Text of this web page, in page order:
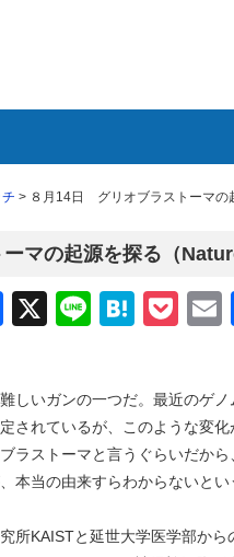
> ８月14日 グリオブラストーマの
マの起源を探る（
Facebook
X Line
しいガンの一つだ。最近のゲ
されているが、このような変
ラストーマと言うぐらいだか
本当の由来すらわからないと
所KAISTと延世大学医学部か